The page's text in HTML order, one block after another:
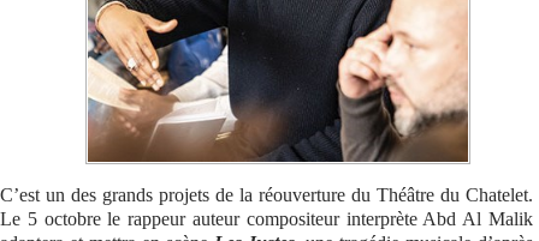
C’est un des grands projets de la réouverture du Théâtre du Chatelet.
Le 5 octobre le rappeur auteur compositeur interprète Abd Al Malik